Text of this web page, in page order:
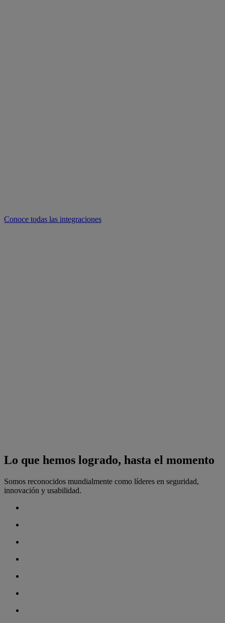
Conoce todas las integraciones
Lo que hemos logrado, hasta el momento
Somos reconocidos mundialmente como líderes en seguridad,
innovación y usabilidad.